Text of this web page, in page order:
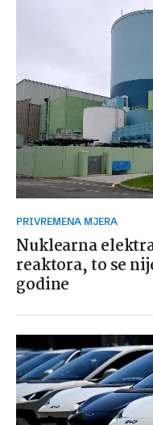
PRIVREMENA MJERA
Nuklearna
reaktora, to se
godine